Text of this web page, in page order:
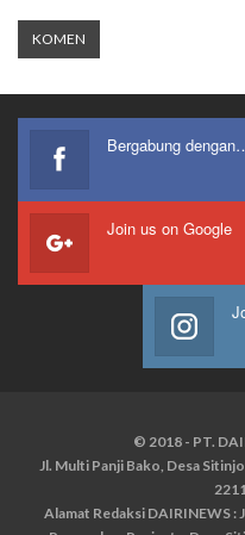
Join us on Google
© 2018 - PT.
Jl. Multi Panji Bako, Desa
Alamat Redaksi DAIRINEWS :